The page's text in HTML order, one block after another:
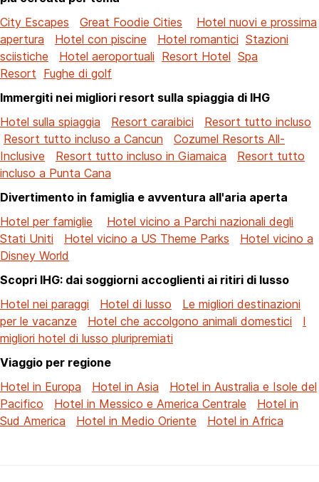
City Escapes
Great Foodie Cities
Hotel nuovi e prossima
apertura
Hotel con piscine Hotel romantici Stazioni
sciistiche
Hotel aeroportuali Resort Hotel Spa
Resort Fughe di golf
Immergiti nei migliori resort sulla spiaggia di IHG
Hotel sulla spiaggia
Resort caraibici
Resort tutto incluso
Resort tutto incluso a Cancun
Cozumel Resorts All-
Inclusive
Resort tutto incluso in Giamaica
Resort tutto
incluso a Punta Cana
Divertimento in famiglia e avventura all'aria aperta
Hotel per famiglie
Hotel vicino a Parchi nazionali degli
Stati Uniti
Hotel vicino a US Theme Parks
Hotel vicino a
Disney World
Scopri IHG: dai soggiorni accoglienti ai ritiri di lusso
Hotel nei paraggi
Hotel di lusso
Le migliori destinazioni
per le vacanze
Hotel che accolgono animali domestici
I
migliori hotel di lusso pluripremiati
Viaggio per regione
Hotel in Europa
Hotel in Asia
Hotel in Australia e Isole del
Pacifico
Hotel in Messico e America Centrale
Hotel in
Sud America
Hotel in Medio Oriente Hotel in Africa